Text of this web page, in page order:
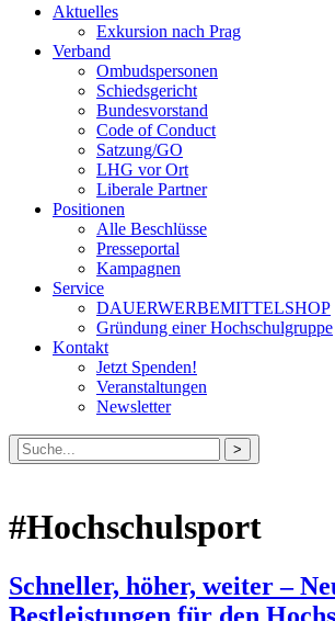
Aktuelles
Exkursion nach Prag
Verband
Ombudspersonen
Schiedsgericht
Bundesvorstand
Code of Conduct
Satzung/GO
LHG vor Ort
Liberale Partner
Positionen
Alle Beschlüsse
Presseportal
Kampagnen
Service
DAUERWERBEMITTELSHOP
Gründung einer Hochschulgruppe
Kontakt
Jetzt Spenden!
Veranstaltungen
Newsletter
Suche
nach:
#Hochschulsport
Schneller, höher, weiter –
Bestleistungen für den